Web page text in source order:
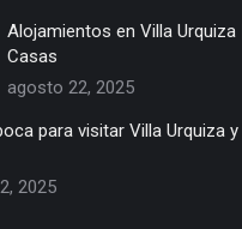
Alojamientos en Villa Urquiza
Casas
agosto 22, 2025
para visitar Villa Urquiza
2025